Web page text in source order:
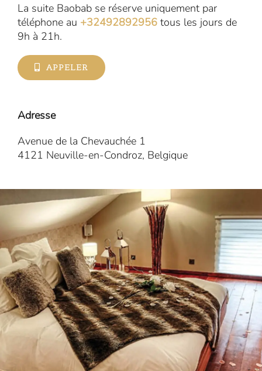
La suite Baobab se réserve uniquement par
téléphone au +32492892956 tous les jours de
9h à 21h.
APPELER
Adresse
Avenue de la Chevauchée 1
4121 Neuville-en-Condroz, Belgique